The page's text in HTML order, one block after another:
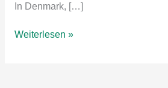
In Denmark, […]
Home
Weiterlesen »